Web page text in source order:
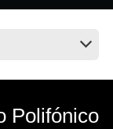
Polifónico